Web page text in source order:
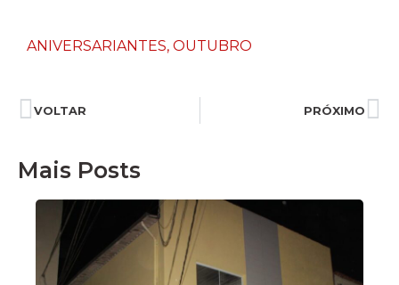
ANIVERSARIANTES, OUTUBRO
VOLTAR PRÓXIMO
Mais Posts